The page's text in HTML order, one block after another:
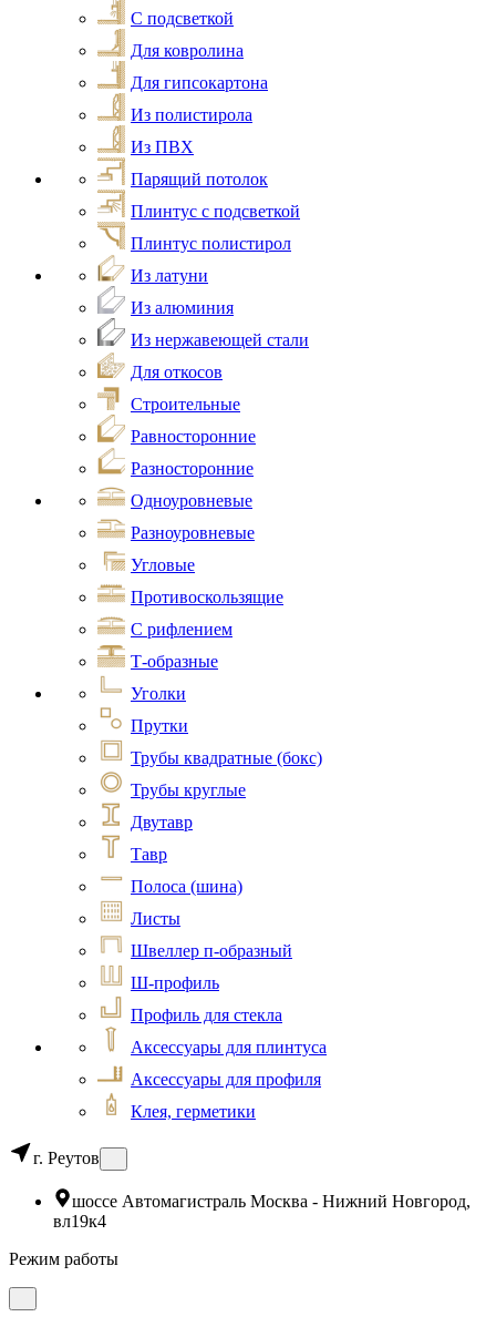
С подсветкой
Для ковролина
Для гипсокартона
Из полистирола
Из ПВХ
Парящий потолок
Плинтус с подсветкой
Плинтус полистирол
Из латуни
Из алюминия
Из нержавеющей стали
Для откосов
Строительные
Равносторонние
Разносторонние
Одноуровневые
Разноуровневые
Угловые
Противоскользящие
С рифлением
Т-образные
Уголки
Прутки
Трубы квадратные (бокс)
Трубы круглые
Двутавр
Тавр
Полоса (шина)
Листы
Швеллер п-образный
Ш-профиль
Профиль для стекла
Аксессуары для плинтуса
Аксессуары для профиля
Клея, герметики
г. Реутов
шоссе Автомагистраль Москва - Нижний Новгород,
вл19к4
Режим работы